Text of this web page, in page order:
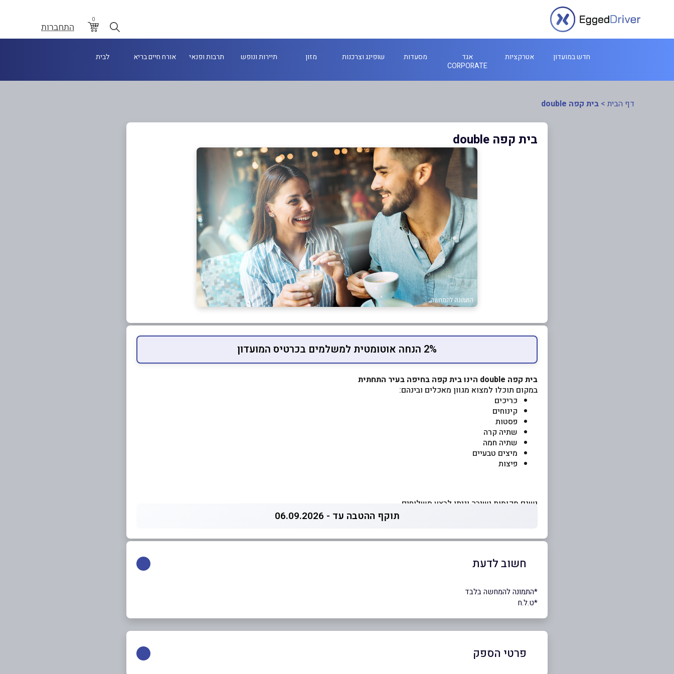
0
התחברות
חדש במועדון אטרקציות
אגד
CORPORATE
מסעדות שופינג וצרכנות מזון תיירות ונופש תרבות ופנאי אורח חיים בריא לבית
דף הבית > בית קפה double
בית קפה double
2% הנחה אוטומטית למשלמים בכרטיס המועדון
בית קפה double הינו בית קפה בחיפה בעיר התחתית
במקום תוכלו למצוא מגוון מאכלים ובינהם:
כריכים
קינוחים
פסטות
שתיה קרה
שתיה חמה
מיצים טבעיים
פיצות
ישנם מקומות ישיבה וניתן לבצע משלוחים
תוקף ההטבה עד - 06.09.2026
חשוב לדעת
*התמונה להמחשה בלבד
*ט.ל.ח
פרטי הספק